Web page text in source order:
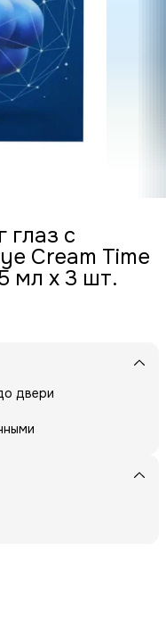
глаз с
Cream Time
мл x 3 шт.
двери